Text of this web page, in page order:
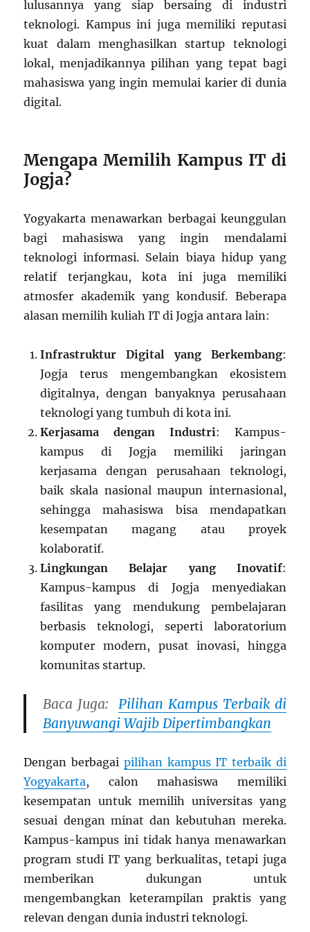
lulusannya yang siap bersaing di industri
teknologi. Kampus ini juga memiliki reputasi
kuat dalam menghasilkan startup teknologi
lokal, menjadikannya pilihan yang tepat bagi
mahasiswa yang ingin memulai karier di dunia
digital.
Mengapa Memilih Kampus IT di
Jogja?
Yogyakarta menawarkan berbagai keunggulan
bagi mahasiswa yang ingin mendalami
teknologi informasi. Selain biaya hidup yang
relatif terjangkau, kota ini juga memiliki
atmosfer akademik yang kondusif. Beberapa
alasan memilih kuliah IT di Jogja antara lain:
Infrastruktur Digital yang Berkembang:
Jogja terus mengembangkan ekosistem
digitalnya, dengan banyaknya perusahaan
teknologi yang tumbuh di kota ini.
Kerjasama dengan Industri: Kampus-
kampus di Jogja memiliki jaringan
kerjasama dengan perusahaan teknologi,
baik skala nasional maupun internasional,
sehingga mahasiswa bisa mendapatkan
kesempatan magang atau proyek
kolaboratif.
Lingkungan Belajar yang Inovatif:
Kampus-kampus di Jogja menyediakan
fasilitas yang mendukung pembelajaran
berbasis teknologi, seperti laboratorium
komputer modern, pusat inovasi, hingga
komunitas startup.
Baca Juga: Pilihan Kampus Terbaik di
Banyuwangi Wajib Dipertimbangkan
Dengan berbagai pilihan kampus IT terbaik di
Yogyakarta, calon mahasiswa memiliki
kesempatan untuk memilih universitas yang
sesuai dengan minat dan kebutuhan mereka.
Kampus-kampus ini tidak hanya menawarkan
program studi IT yang berkualitas, tetapi juga
memberikan dukungan untuk
mengembangkan keterampilan praktis yang
relevan dengan dunia industri teknologi.